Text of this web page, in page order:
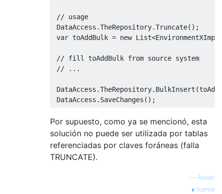
// usage
DataAccess .TheRepository.Truncate();
var toAddBulk = new List<
// fill toAddBulk from source system
// ...
DataAccess .TheRepository. BulkInsert (
DataAccess . SaveChanges ();
Por supuesto, como ya se mencionó, esta
solución no puede ser utilizada por tablas
referenciadas por claves foráneas (falla
TRUNCATE).
— Alexei
fuente